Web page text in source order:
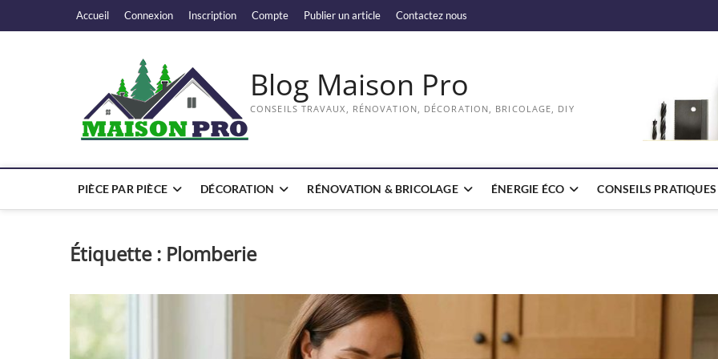
Accueil Connexion Inscription Compte Publier un article Contactez nous
Blog Maison Pro
CONSEILS TRAVAUX, RÉNOVATION, DÉCORATION, BRICOLAGE, DIY
PIÈCE PAR PIÈCE DÉCORATION RÉNOVATION & BRICOLAGE ÉNERGIE ÉCO CONSEILS PRATIQUES
Étiquette : Plomberie